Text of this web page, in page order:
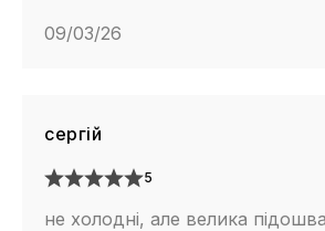
09/03/26
сергій
5
не холодні, але велика